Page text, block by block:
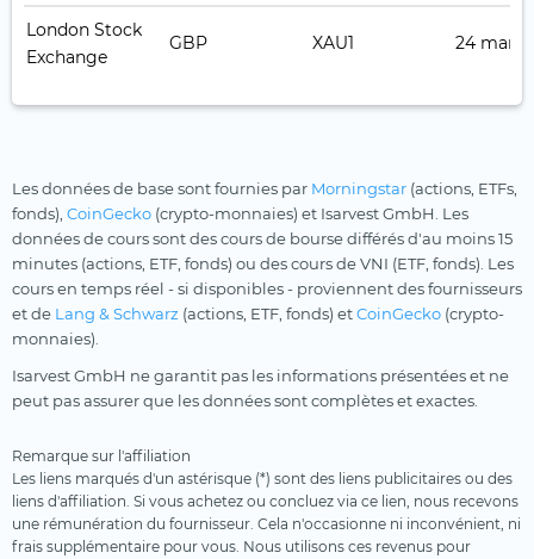
London Stock
Exchange
GBP XAU1 24 mars
Les données de base sont fournies par Morningstar (actions, ETFs,
fonds), CoinGecko (crypto-monnaies) et Isarvest GmbH. Les
données de cours sont des cours de bourse différés d'au moins 15
minutes (actions, ETF, fonds) ou des cours de VNI (ETF, fonds). Les
cours en temps réel - si disponibles - proviennent des fournisseurs
et de Lang & Schwarz (actions, ETF, fonds) etCoinGecko (crypto-
monnaies).
Isarvest GmbH ne garantit pas les informations présentées et ne
peut pas assurer que les données sont complètes et exactes.
Remarque sur l'affiliation
Les liens marqués d'un astérisque (*) sont des liens publicitaires ou des
liens d'affiliation. Si vous achetez ou concluez via ce lien, nous recevons
une rémunération du fournisseur. Cela n'occasionne ni inconvénient, ni
frais supplémentaire pour vous. Nous utilisons ces revenus pour